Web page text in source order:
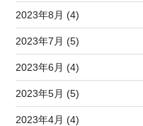
2023年8月 (4)
2023年7月 (5)
2023年6月 (4)
2023年5月 (5)
2023年4月 (4)